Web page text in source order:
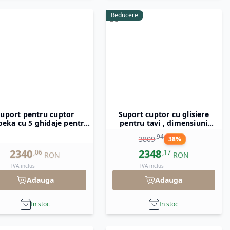
pentru cuptor
cu 5 ghidaje pentru
tavi 600x400 mm
2340,06 RON
TVA inclus
Adauga
In stoc
Reducere
Suport cuptor cu glisiere
pentru tavi , dimensiuni
850x787x770(h)mm
3809,94 38%
2348,17 RON
TVA inclus
Adauga
In stoc